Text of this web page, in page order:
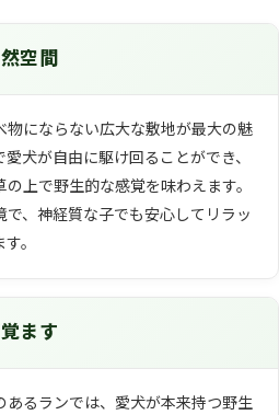
空間
にならない広大な敷地が最大の魅
犬が自由に駆け回ることができ、
上で野生的な感覚を味わえます。
、神経質な子でも安心してリラッ
。
ます
あるランでは、愛犬が本来持つ野生